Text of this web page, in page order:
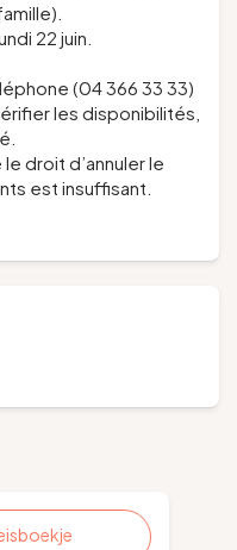
22 juin.
(04 366 33 33)
les disponibilités,
droit d’annuler le
est insuffisant.